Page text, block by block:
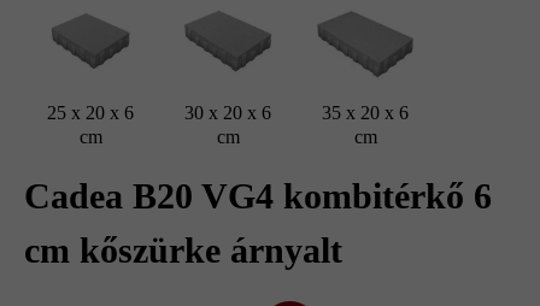
25 x 20 x 6
cm
30 x 20 x 6
cm
35 x 20 x 6
cm
Cadea B20 VG4 kombitérkő 6
cm kőszürke árnyalt